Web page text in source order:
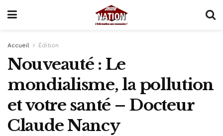
Accueil Édition
Nouveauté : Le
mondialisme, la pollution
et votre santé – Docteur
Claude Nancy